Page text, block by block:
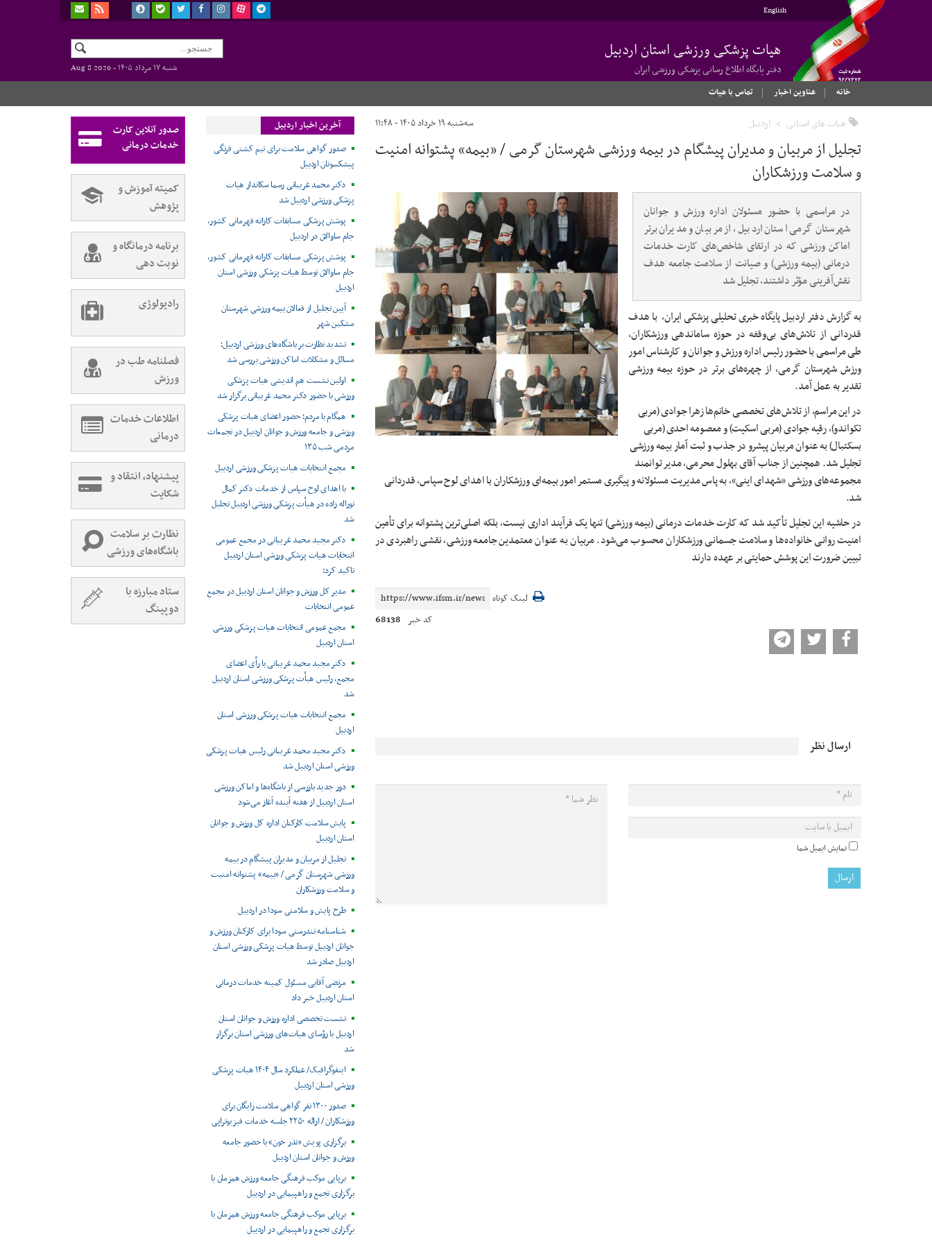
English
هیات پزشکی ورزشی استان اردبیل
دفتر پایگاه اطلاع رسانی پزشکی ورزشی ایران شنبه ۱۷ مرداد ۱۴۰۵ -
Aug 8 2026
خانه
عناوین اخبار تماس با هیات
هیات های استانی اردبیل سه‌شنبه ۱۹ خرداد ۱۴۰۵ - ۱۱:۴۸
تجلیل از مربیان و مدیران پیشگام در بیمه ورزشی شهرستان گرمی / «بیمه» پشتوانه امنیت
و سلامت ورزشکاران
در مراسمی با حضور مسئولان اداره ورزش و جوانان
شهرستان گرمی استان اردبیل، از مربیان و مدیران برتر
اماکن ورزشی که در ارتقای شاخص‌های کارت خدمات
درمانی (بیمه ورزشی) و صیانت از سلامت جامعه هدف
نقش‌آفرینی مؤثر داشتند، تجلیل شد
به گزارش دفتر اردبیل پایگاه خبری تحلیلی پزشکی ایران، با هدف
قدردانی از تلاش‌های بی‌وقفه در حوزه ساماندهی ورزشکاران،
طی مراسمی با حضور رئیس اداره ورزش و جوانان و کارشناس امور
ورزش شهرستان گرمی، از چهره‌های برتر در حوزه بیمه ورزشی
تقدیر به عمل آمد.
در این مراسم، از تلاش‌های تخصصی خانم‌ها زهرا جوادی (مربی
تکواندو)، رقیه جوادی (مربی اسکیت) و معصومه احدی (مربی
بسکتبال) به عنوان مربیان پیشرو در جذب و ثبت آمار بیمه ورزشی
تجلیل شد. همچنین از جناب آقای بهلول محرمی، مدیر توانمند
مجموعه‌های ورزشی «شهدای اینی»، به پاس مدیریت مسئولانه و پیگیری مستمر امور بیمه‌ای ورزشکاران با اهدای لوح سپاس، قدردانی
شد.
در حاشیه این تجلیل تأکید شد که کارت خدمات درمانی (بیمه ورزشی) تنها یک فرآیند اداری نیست، بلکه اصلی‌ترین پشتوانه برای تأمین
امنیت روانی خانواده‌ها و سلامت جسمانی ورزشکاران محسوب می‌شود. مربیان به عنوان معتمدین جامعه ورزشی، نقشی راهبردی در
تبیین ضرورت این پوشش حمایتی بر عهده دارند
لینک کوتاه
کد خبر 68138
ارسال نظر
نمایش ایمیل شما
آخرین اخبار اردبیل
صدور گواهی سلامت برای تیم کشتی فرنگی
پیشکسوتان اردبیل
دکتر محمد غریبانی رسما سکاندار هیات
پزشکی ورزشی اردبیل شد
پوشش پزشکی مسابقات کاراته قهرمانی کشور،
جام ساوالان در اردبیل
پوشش پزشکی مسابقات کاراته قهرمانی کشور،
جام ساوالان توسط هیات پزشکی ورزشی استان
اردبیل
آیین تجلیل از فعالان بیمه ورزشی شهرستان
مشکین شهر
تشدید نظارت بر باشگاه‌های ورزشی اردبیل؛
مسائل و مشکلات اماکن ورزشی بررسی شد
اولین نشست هم اندیشی هیات پزشکی
ورزشی با حضور دکتر محمد غریبانی برگزار شد
همگام با مردم؛ حضور اعضای هیات پزشکی
ورزشی و جامعه ورزش و جوانان اردبیل در تجمعات
مردمی شب ۱۳۵
مجمع انتخابات هیات پزشکی ورزشی اردبیل
با اهدای لوح سپاس از خدمات دکتر کمال
نوراله زاده در هیأت پزشکی ورزشی اردبیل تجلیل
شد
دکتر مجید محمد غریبانی در مجمع عمومی
انتخابات هیات پزشکی ورزشی استان اردبیل
تاکید کرد:
مدیر کل ورزش و جوانان استان اردبیل در مجمع
عمومی انتخابات
مجمع عمومی انتخابات هیات پزشکی ورزشی
استان اردبیل
دکتر مجید محمد غریبانی با رأی اعضای
مجمع، رئیس هیأت پزشکی ورزشی استان اردبیل
شد
مجمع انتخابات هیات پزشکی ورزشی استان
اردبیل
دکتر مجید محمد غریبانی رئیس هیات پزشکی
ورزشی استان اردبیل شد
دور جدید بازرسی از باشگاه‌ها و اماکن ورزشی
استان اردبیل از هفته آینده آغاز می‌شود
پایش سلامت کارکنان اداره کل ورزش و جوانان
استان اردبیل
تجلیل از مربیان و مدیران پیشگام در بیمه
ورزشی شهرستان گرمی / «بیمه» پشتوانه امنیت
و سلامت ورزشکاران
طرح پایش و سلامتی سودا در اردبیل
شناسنامه تندرستی سودا برای کارکنان ورزش و
جوانان اردبیل توسط هیات پزشکی ورزشی استان
اردبیل صادر شد
مرتضی آقایی مسئول کمیته خدمات درمانی
استان اردبیل خبر داد
نشست تخصصی اداره ورزش و جوانان استان
اردبیل با رؤسای هیات‌های ورزشی استان برگزار
شد
اینفوگرافیک/ عملکرد سال ۱۴۰۴ هیات پزشکی
ورزشی استان اردبیل
صدور ۱۳۰۰ نفر گواهی سلامت رایگان برای
ورزشکاران / ارائه ۲۲۵۰ جلسه خدمات فیزیوتراپی
برگزاری پویش «نذر خون» با حضور جامعه
ورزش و جوانان استان اردبیل
برپایی موکب فرهنگی جامعه ورزش همزمان با
برگزاری تجمع و راهپیمایی در اردبیل
برپایی موکب فرهنگی جامعه ورزش همزمان با
برگزاری تجمع و راهپیمایی در اردبیل
صدور آنلاین کارت
خدمات درمانی
کمیته آموزش و
پژوهش
برنامه درمانگاه و
نوبت دهی
رادیولوژی
فصلنامه طب در
ورزش
اطلاعات خدمات
درمانی
پیشنهاد، انتقاد و
شکایت
نظارت بر سلامت
باشگاه‌های ورزشی
ستاد مبارزه با
دوپینگ